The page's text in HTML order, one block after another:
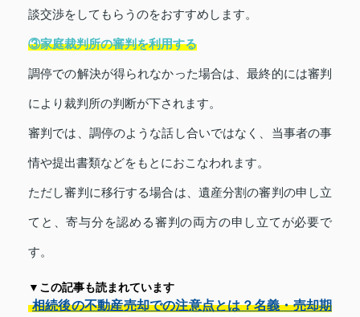
談交渉をしてもらうのをおすすめします。
③家庭裁判所の審判を利用する
調停での解決が得られなかった場合は、最終的には審判
により裁判所の判断が下されます。
審判では、調停のような話し合いではなく、当事者の事
情や提出書類などをもとにおこなわれます。
ただし審判に移行する場合は、遺産分割の審判の申し立
てと、寄与分を認める審判の両方の申し立てが必要で
す。
▼この記事も読まれています
相続後の不動産売却での注意点とは？名義・売却期